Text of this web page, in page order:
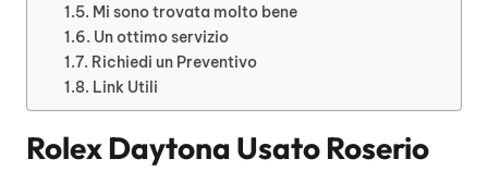
Mi sono trovata molto bene
Un ottimo servizio
Richiedi un Preventivo
Link Utili
Rolex Daytona Usato Roserio